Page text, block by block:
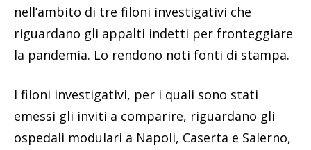
nell’ambito di tre filoni investigativi che
riguardano gli appalti indetti per fronteggiare
la pandemia. Lo rendono noti fonti di stampa.
I filoni investigativi, per i quali sono stati
emessi gli inviti a comparire, riguardano gli
ospedali modulari a Napoli, Caserta e Salerno,